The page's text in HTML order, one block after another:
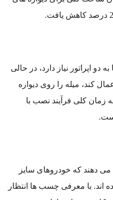
دو اپراتور نیاز دارد، در حالی
کند، میله را روی دیواره
زمان کلی فرآیند نصب با
دهند که خودروهای سایز
شده اند. با معرفی چسب ها انتظار